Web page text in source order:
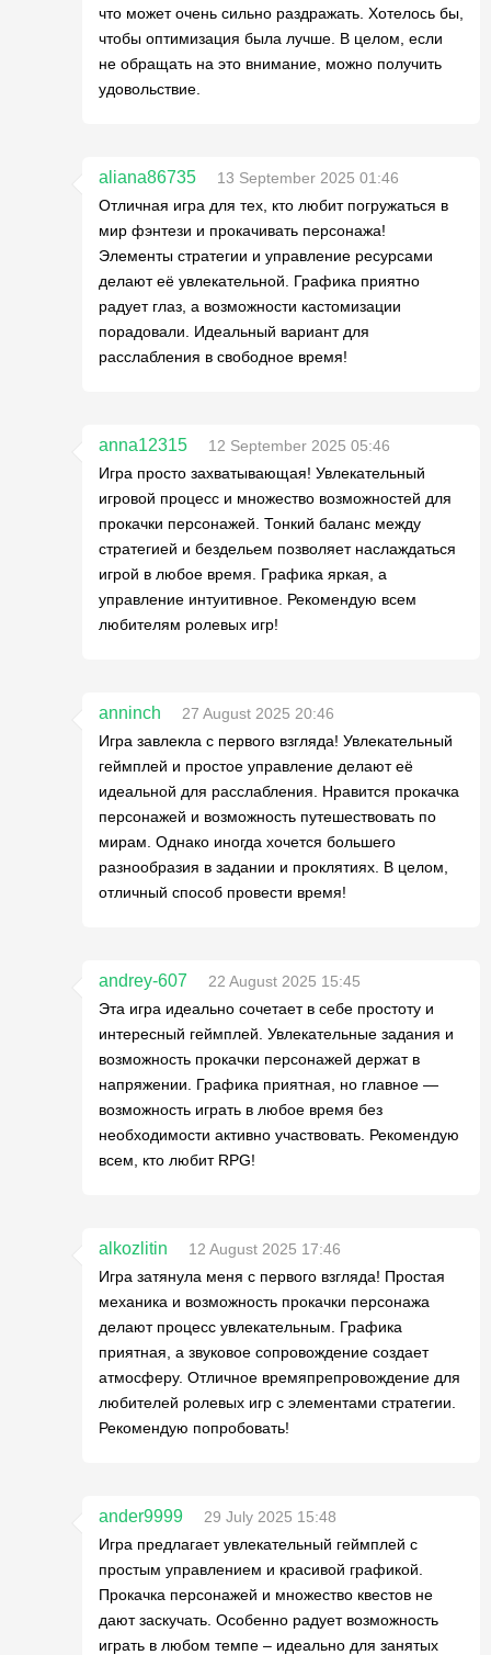
что может очень сильно раздражать. Хотелось бы,
чтобы оптимизация была лучше. В целом, если
не обращать на это внимание, можно получить
удовольствие.
aliana86735
13 September 2025 01:46
Отличная игра для тех, кто любит погружаться в
мир фэнтези и прокачивать персонажа!
Элементы стратегии и управление ресурсами
делают её увлекательной. Графика приятно
радует глаз, а возможности кастомизации
порадовали. Идеальный вариант для
расслабления в свободное время!
anna12315
12 September 2025 05:46
Игра просто захватывающая! Увлекательный
игровой процесс и множество возможностей для
прокачки персонажей. Тонкий баланс между
стратегией и бездельем позволяет наслаждаться
игрой в любое время. Графика яркая, а
управление интуитивное. Рекомендую всем
любителям ролевых игр!
anninch
27 August 2025 20:46
Игра завлекла с первого взгляда! Увлекательный
геймплей и простое управление делают её
идеальной для расслабления. Нравится прокачка
персонажей и возможность путешествовать по
мирам. Однако иногда хочется большего
разнообразия в задании и проклятиях. В целом,
отличный способ провести время!
andrey-607
22 August 2025 15:45
Эта игра идеально сочетает в себе простоту и
интересный геймплей. Увлекательные задания и
возможность прокачки персонажей держат в
напряжении. Графика приятная, но главное —
возможность играть в любое время без
необходимости активно участвовать. Рекомендую
всем, кто любит RPG!
alkozlitin
12 August 2025 17:46
Игра затянула меня с первого взгляда! Простая
механика и возможность прокачки персонажа
делают процесс увлекательным. Графика
приятная, а звуковое сопровождение создает
атмосферу. Отличное времяпрепровождение для
любителей ролевых игр с элементами стратегии.
Рекомендую попробовать!
ander9999
29 July 2025 15:48
Игра предлагает увлекательный геймплей с
простым управлением и красивой графикой.
Прокачка персонажей и множество квестов не
дают заскучать. Особенно радует возможность
играть в любом темпе – идеально для занятых